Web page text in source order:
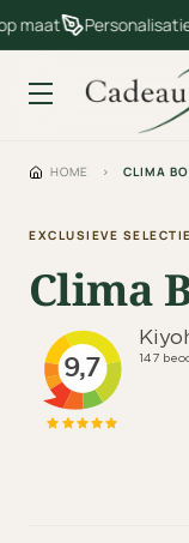
maat
HOME › CLIMA
EXCLUSIEVE SELECTIE
Clima